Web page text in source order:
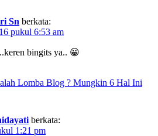
Sn berkata:
pukul 6:53 am
bingits ya.. 😀
Lomba Blog ? Mungkin 6 Hal Ini
berkata:
1:21 pm